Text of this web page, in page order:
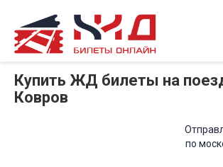
Купить ЖД билеты на
Ковров
по